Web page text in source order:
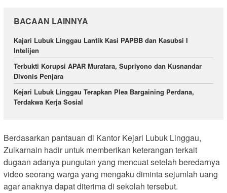
BACAAN LAINNYA
Kajari Lubuk Linggau Lantik Kasi PAPBB dan Kasubsi I
Intelijen
Terbukti Korupsi APAR Muratara, Supriyono dan Kusnandar
Divonis Penjara
Kejari Lubuk Linggau Terapkan Plea Bargaining Perdana,
Terdakwa Kerja Sosial
Berdasarkan pantauan di Kantor Kejari Lubuk Linggau,
Zulkarnain hadir untuk memberikan keterangan terkait
dugaan adanya pungutan yang mencuat setelah beredarnya
video seorang warga yang mengaku diminta sejumlah uang
agar anaknya dapat diterima di sekolah tersebut.